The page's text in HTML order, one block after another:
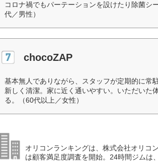
コロナ禍でもパーテーションを設けたり除菌シ
代／男性）
chocoZAP
基本無人でありながら、スタッフが定期的に常
新しく清潔。家に近く通いやすい。いただいた
る。（60代以上／女性）
オリコンランキングは、株式会社オリコ
は顧客満足度調査を開始。24時間ジムは